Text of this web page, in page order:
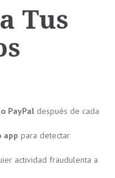
Tus
PayPaldespués de cada
app para detectar
actividad fraudulenta a